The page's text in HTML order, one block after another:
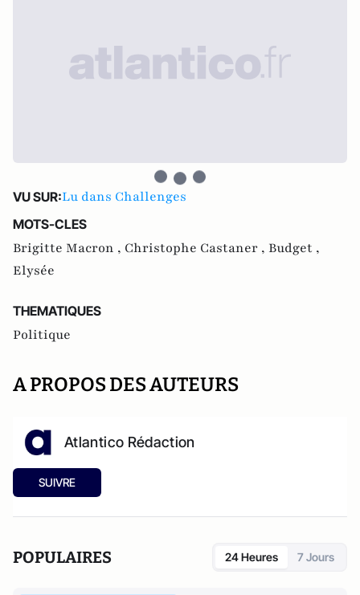
VU SUR:Lu dans Challenges
MOTS-CLES
Brigitte Macron , Christophe Castaner , Budget ,
Elysée
THEMATIQUES
Politique
A PROPOS DES AUTEURS
Atlantico Rédaction
SUIVRE
POPULAIRES 24 Heures 7 Jours